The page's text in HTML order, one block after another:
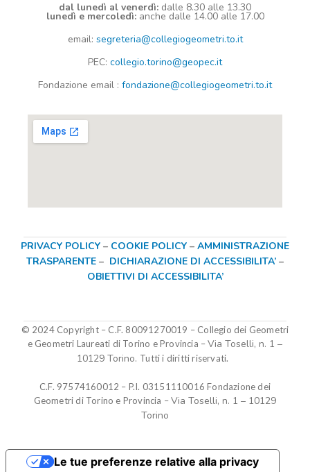
dal lunedì al venerdì: dalle 8.30 alle 13.30
lunedì e mercoledì: anche dalle 14.00 alle 17.00
email: segreteria@collegiogeometri.to.it
PEC: collegio.torino@geopec.it
Fondazione email : fondazione@collegiogeometri.to.it
PRIVACY POLICY – COOKIE POLICY – AMMINISTRAZIONE
TRASPARENTE – DICHIARAZIONE DI ACCESSIBILITA’ –
OBIETTIVI DI ACCESSIBILITA’
© 2024 Copyright – C.F. 80091270019 – Collegio dei Geometri
e Geometri Laureati di Torino e Provincia –Via Toselli, n. 1 –
10129 Torino. Tutti i diritti riservati.
C.F. 97574160012 – P.I. 03151110016Fondazione dei
Geometri di Torino e Provincia –Via Toselli, n. 1 – 10129
Torino
Le tue preferenze relative alla privacy